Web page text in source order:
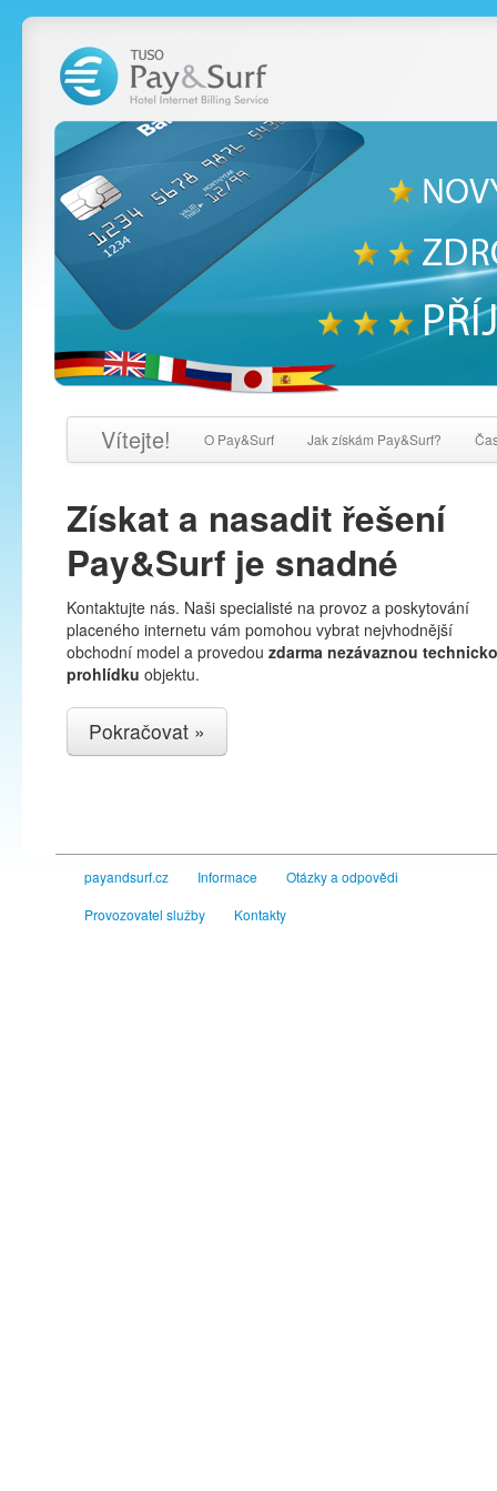
Vítejte! O Pay&Surf Jak získám Pay&Surf?
Získat a nasadit řešení
Pay&Surf je snadné
Kontaktujte nás. Naši specialisté na provoz a poskytování
placeného internetu vám pomohou vybrat nejvhodnější
obchodní model a provedou zdarma nezávaznou
prohlídku objektu.
Pokračovat »
payandsurf.cz Informace
Otázky a odpovědi
Provozovatel služby
Kontakty